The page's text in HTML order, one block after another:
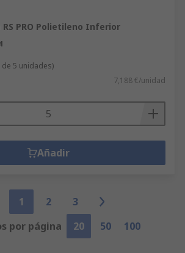
PRO Polietileno Inferior
5 unidades)
7,188 €/unidad
Añadir
1 2
3
por página
20 50 100